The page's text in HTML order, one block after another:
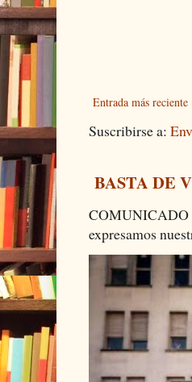
Entrada más reciente
Suscribirse a:
BASTA DE
COMUNICADO
expresamos